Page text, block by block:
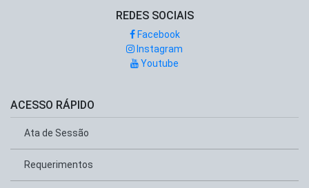
REDES SOCIAIS
Facebook
Instagram
Youtube
ACESSO RÁPIDO
Ata de Sessão
Requerimentos